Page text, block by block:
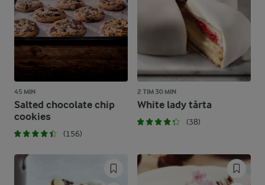
45 MIN
Salted chocolate chip
cookies
(156)
2 TIM 30 MIN
White lady tårta
(38)